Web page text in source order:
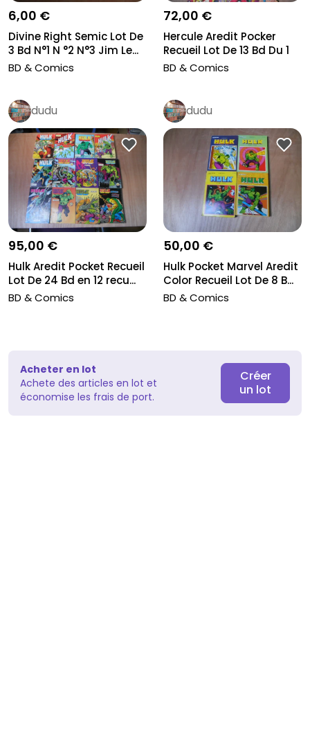
6,00 €
Divine Right Semic Lot De
3 Bd N°1 N °2 N°3 Jim Le...
BD & Comics
72,00 €
Hercule Aredit Pocker
Recueil Lot De 13 Bd Du 1
Au...
BD & Comics
dudu
95,00 €
Hulk Aredit Pocket Recueil
Lot De 24 Bd en 12 recu...
BD & Comics
dudu
50,00 €
Hulk Pocket Marvel Aredit
Color Recueil Lot De 8 B...
BD & Comics
Acheter en lot
Achete des articles en lot et
économise les frais de port.
Créer
un lot